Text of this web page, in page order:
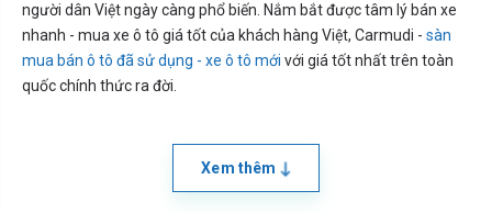
người dân Việt ngày càng phổ biến. Nắm bắt được tâm lý bán xe
nhanh - mua xe ô tô giá tốt của khách hàng Việt, Carmudi - sàn
mua bán ô tô đã sử dụng - xe ô tô mới với giá tốt nhất trên toàn
quốc chính thức ra đời.
Xem thêm